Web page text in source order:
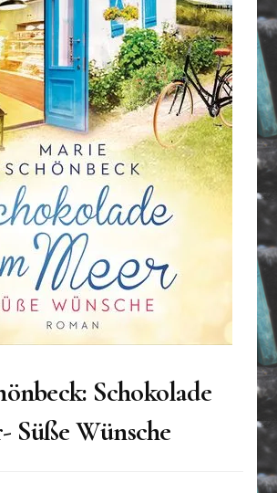
Schokolade
Süße Wünsche